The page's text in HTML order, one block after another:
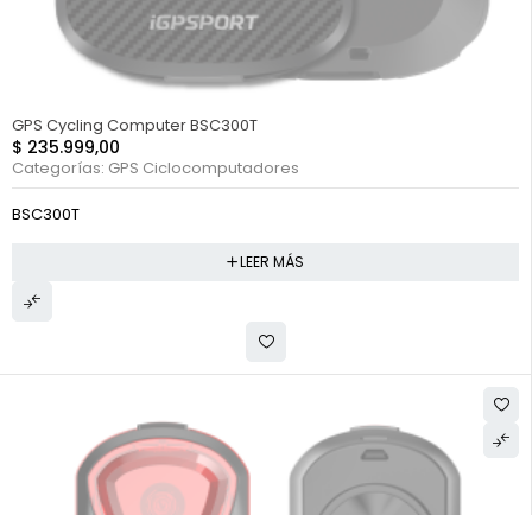
GPS Cycling Computer BSC300T
$ 235.999,00
Categorías: GPS Ciclocomputadores
BSC300T
LEER MÁS